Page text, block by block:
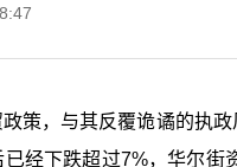
策，与其反覆诡谲的执
经下跌超过7%，华尔街